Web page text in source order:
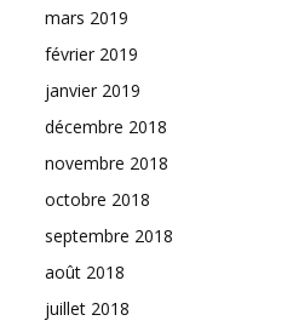
mars 2019
février 2019
janvier 2019
décembre 2018
novembre 2018
octobre 2018
septembre 2018
août 2018
juillet 2018